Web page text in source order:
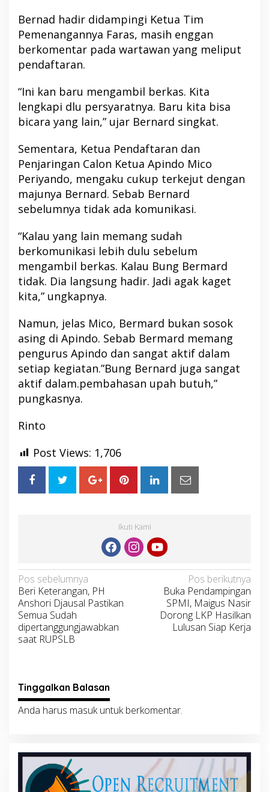
Bernad hadir didampingi Ketua Tim
Pemenangannya Faras, masih enggan
berkomentar pada wartawan yang meliput
pendaftaran.
“Ini kan baru mengambil berkas. Kita
lengkapi dlu persyaratnya. Baru kita bisa
bicara yang lain,” ujar Bernard singkat.
Sementara, Ketua Pendaftaran dan
Penjaringan Calon Ketua Apindo Mico
Periyando, mengaku cukup terkejut dengan
majunya Bernard. Sebab Bernard
sebelumnya tidak ada komunikasi.
“Kalau yang lain memang sudah
berkomunikasi lebih dulu sebelum
mengambil berkas. Kalau Bung Bermard
tidak. Dia langsung hadir. Jadi agak kaget
kita,” ungkapnya.
Namun, jelas Mico, Bermard bukan sosok
asing di Apindo. Sebab Bermard memang
pengurus Apindo dan sangat aktif dalam
setiap kegiatan.”Bung Bernard juga sangat
aktif dalam.pembahasan upah butuh,”
pungkasnya.
Rinto
Post Views: 1,706
Ikuti Kami
Navigasi
pos
Pos sebelumnya
Beri Keterangan, PH
Anshori Djausal Pastikan
Semua Sudah
dipertanggungjawabkan
saat RUPSLB
Pos berikutnya
Buka Pendampingan
SPMI, Maigus Nasir
Dorong LKP Hasilkan
Lulusan Siap Kerja
Tinggalkan Balasan
Anda harus masukuntuk berkomentar.